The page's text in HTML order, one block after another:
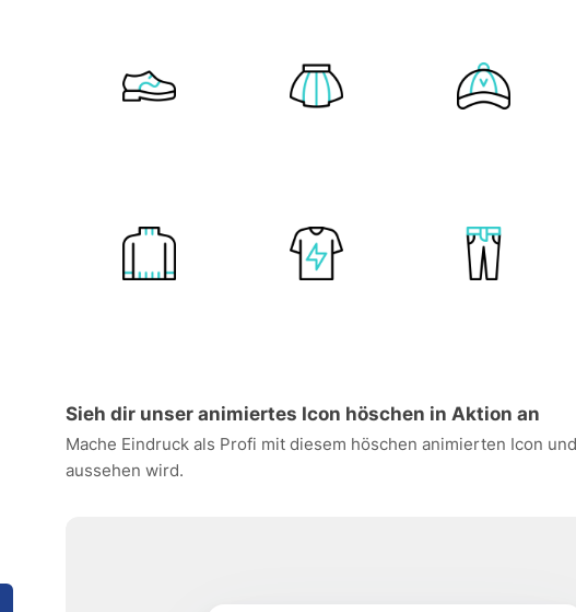
Sieh dir unser animiertes Icon höschen in Aktion an
Mache Eindruck als Profi mit diesem höschen animierten Icon
aussehen wird.